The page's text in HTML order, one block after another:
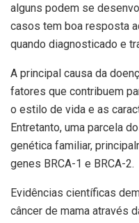
alguns podem se
casos tem boa resposta
quando diagnosticado e
A principal causa da
fatores que contribuem
o estilo de vida e as
Entretanto, uma parcela
genética familiar,
genes BRCA-1 e BRCA-2.
Evidências científicas
câncer de mama através